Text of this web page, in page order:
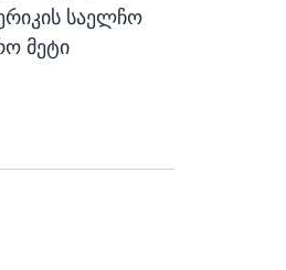
საელჩო
მეტი